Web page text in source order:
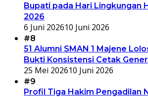
Bupati pada Hari Lingkungan
2026
6 Juni 202610 Juni 2026
#8
51 Alumni SMAN 1 Majene
Bukti Konsistensi Cetak
25 Mei 202610 Juni 2026
#9
Profil Tiga Hakim Pengadilan